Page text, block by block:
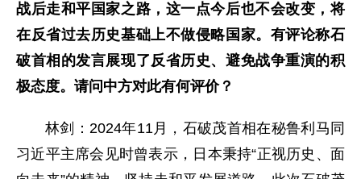
战后走和平国家之路，这一点今后也不会改变，将
在反省过去历史基础上不做侵略国家。有评论称石
破首相的发言展现了反省历史、避免战争重演的积
极态度。请问中方对此有何评价？
林剑：2024年11月，石破茂首相在秘鲁利马同
习近平主席会见时曾表示，日本秉持“正视历史、面